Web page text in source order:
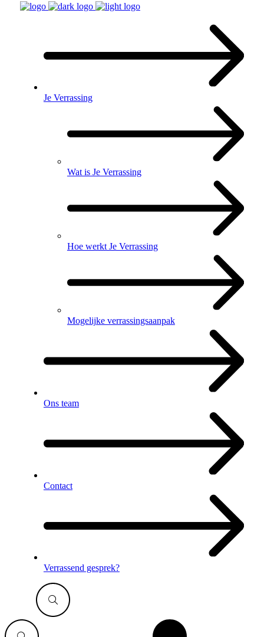
Je Verrassing
Wat is Je Verrassing
Hoe werkt Je Verrassing
Mogelijke verrassingsaanpak
Ons team
Contact
Verrassend gesprek?